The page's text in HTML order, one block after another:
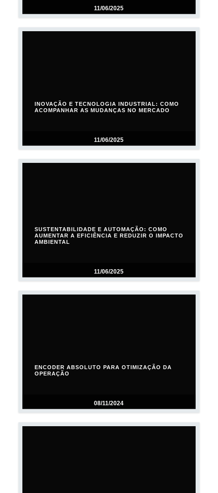
11/06/2025
11/06/2025
INOVAÇÃO E TECNOLOGIA INDUSTRIAL: COMO
ACOMPANHAR AS MUDANÇAS NO MERCADO
11/06/2025
SUSTENTABILIDADE E AUTOMAÇÃO: COMO
AUMENTAR A EFICIÊNCIA E REDUZIR O IMPACTO
AMBIENTAL
08/11/2024
ENCODER ABSOLUTO PARA OTIMIZAÇÃO DA
OPERAÇÃO